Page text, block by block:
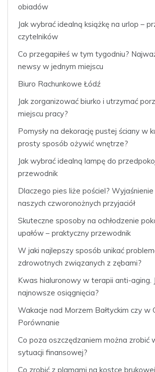
obiadów
Jak wybrać idealną książkę na urlop –
czytelników
Co przegapiłeś w tym tygodniu?
newsy w jednym miejscu
Biuro Rachunkowe Łódź
Jak zorganizować biurko i utrzymać
miejscu pracy?
Pomysły na dekorację pustej ściany w
prosty sposób ożywić wnętrze?
Jak wybrać idealną lampę do
przewodnik
Dlaczego pies liże pościel?
naszych czworonożnych przyjaciół
Skuteczne sposoby na ochłodzenie
upałów – praktyczny przewodnik
W jaki najlepszy sposób unikać
zdrowotnych związanych z zębami?
Kwas hialuronowy w terapii anti-aging.
najnowsze osiągnięcia?
Wakacje nad Morzem Bałtyckim czy w
Porównanie
Co poza oszczędzaniem można zrobić
sytuacji finansowej?
Co zrobić z plamami na kostce